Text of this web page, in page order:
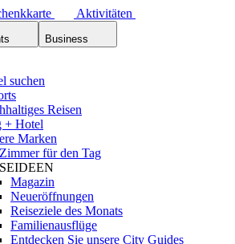
Aktivitäten
Business
suchen
Reisen
+ Hotel
Marken
für den Tag
Magazin
Neueröffnungen
Reiseziele des Monats
Familienausflüge
Entdecken Sie unsere City Guides